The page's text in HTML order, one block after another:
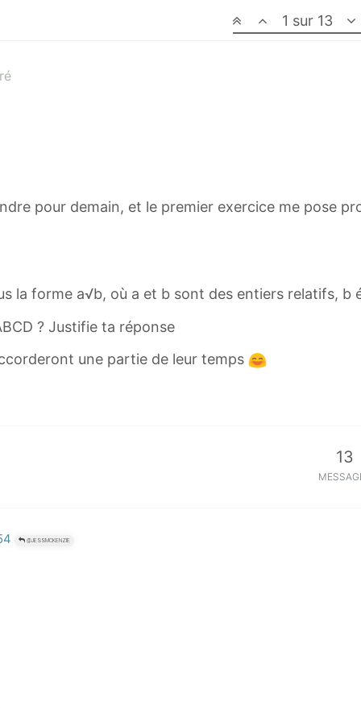
1 sur 13
pour demain, et le premier exercice me pose
la forme a√b, où a et b sont des entiers relatifs, b
? Justifie ta réponse
une partie de leur temps
13
@JESSMCKENZIE